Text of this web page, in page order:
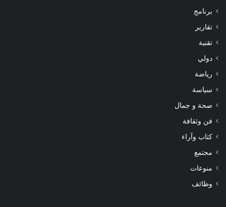
برنامج
تقارير
تقنية
دولي
رياضة
سياسة
صحة و جمال
فن وثقافة
كتاب وآراء
مجتمع
منوعات
وظائف